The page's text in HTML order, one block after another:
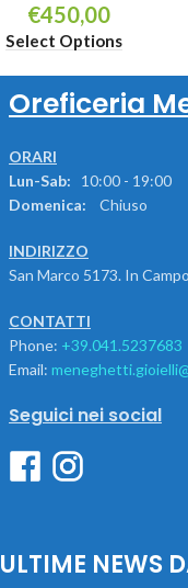
€450,00
Select Options
Oreficeria
ORARI
Lun-Sab: 10:00 - 19:00
Domenica:
Chiuso
INDIRIZZO
San Marco 5173. In
CONTATTI
Phone: +39.041.5237683
Email:
Seguici nei social
ULTIME NEWS